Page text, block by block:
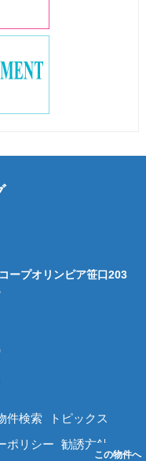
この物件へ
ープオリンピア笹口203
件検索
トピックス
ポリシー 勧誘方針